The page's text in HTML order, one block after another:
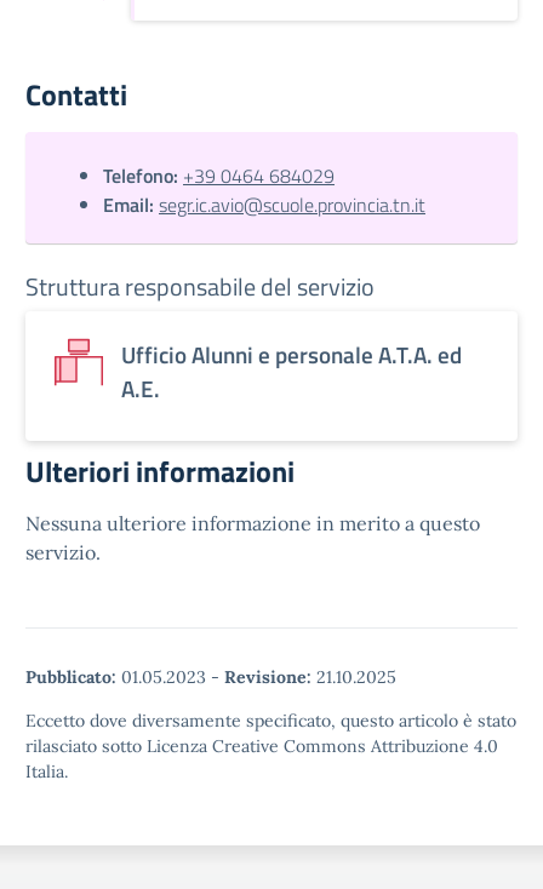
Contatti
Telefono: +39 0464 684029
Email: segr.ic.avio@scuole.provincia.tn.it
Struttura responsabile del servizio
Ufficio Alunni e personale A.T.A. ed
A.E.
Ulteriori informazioni
Nessuna ulteriore informazione in merito a questo
servizio.
Pubblicato: 01.05.2023 - Revisione: 21.10.2025
Eccetto dove diversamente specificato, questo articolo è stato
rilasciato sotto Licenza Creative Commons Attribuzione 4.0
Italia.